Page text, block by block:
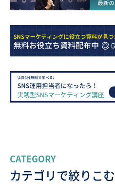
CATEGORY
カテゴリで絞りこむ